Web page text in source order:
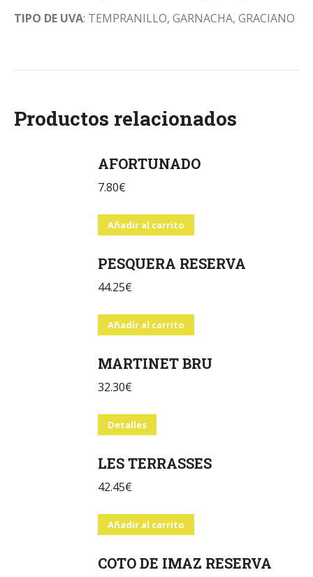
TIPO DE UVA: TEMPRANILLO, GARNACHA, GRACIANO
Productos relacionados
AFORTUNADO
7.80€
Añadir al carrito
PESQUERA RESERVA
44.25€
Añadir al carrito
MARTINET BRU
32.30€
Detalles
LES TERRASSES
42.45€
Añadir al carrito
COTO DE IMAZ RESERVA